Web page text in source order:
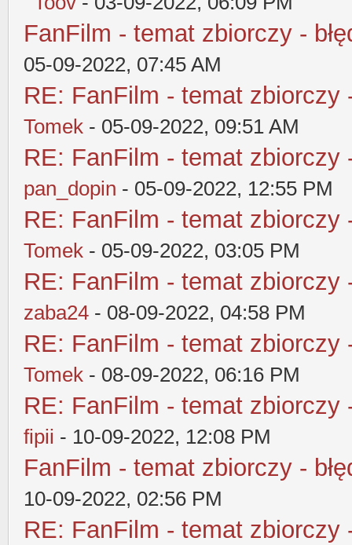
FanFilm - temat zbiorczy -
05-09-2022, 07:45 AM
RE: FanFilm - temat zbiorczy
Tomek - 05-09-2022, 09:51 AM
RE: FanFilm - temat zbiorczy
pan_dopin - 05-09-2022, 12:55 PM
RE: FanFilm - temat zbiorczy
Tomek - 05-09-2022, 03:05 PM
RE: FanFilm - temat zbiorczy
zaba24 - 08-09-2022, 04:58 PM
RE: FanFilm - temat zbiorczy
Tomek - 08-09-2022, 06:16 PM
RE: FanFilm - temat zbiorczy
fipii - 10-09-2022, 12:08 PM
FanFilm - temat zbiorczy -
10-09-2022, 02:56 PM
RE: FanFilm - temat zbiorczy